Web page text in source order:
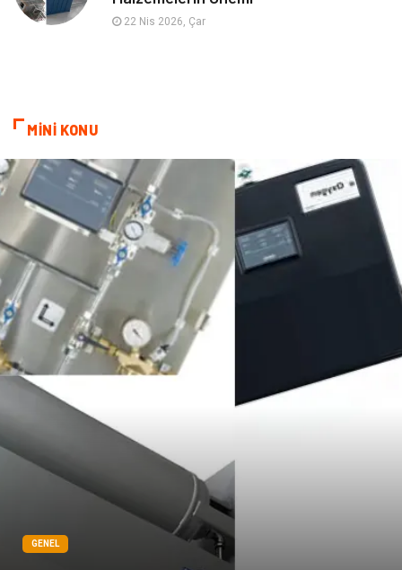
Bitkisel Ürünler
Spor Malzemeleri Bebek Giyim
22 Nis 2026, Çar
MİNİ KONU
GENEL